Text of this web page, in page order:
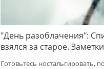
"День разоблачения":
взялся за старое.
Готовьтесь ностальгировать,